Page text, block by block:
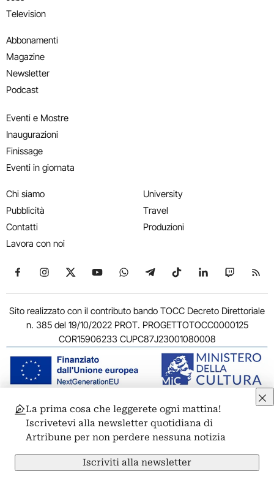
Television
Abbonamenti
Magazine
Newsletter
Podcast
Eventi e Mostre
Inaugurazioni
Finissage
Eventi in giornata
Chi siamo
Pubblicità
Contatti
Lavora con noi
University
Travel
Produzioni
Seguici su Facebook
Seguici su Instagram
Seguici su X
Seguici su YouTube
Seguici su WhatsApp
Seguici su Telegram
Seguici su TikTok
Seguici su
Seguici
Sito realizzato con il contributo bando TOCC Decreto Direttoriale
n. 385 del 19/10/2022 PROT. PROGETTOTOCC0000125
COR15906233 CUPC87J23001080008
© 2011-2026 ARTRIBUNE srl – Corso Vittorio Emanuele II, 287 –
00186 Roma - P.I. 11381581005
Privacy: Responsabile della protezione dei dati personali
ARTRIBUNE srl – Corso Vittorio Emanuele II, 287 – 00186 Roma
Termini e condizioniPrivacy PolicyCookie PolicyCredits
La prima cosa che leggerete ogni mattina!
Iscrivetevi alla newsletter quotidiana di
Artribune per non perdere nessuna notizia
Iscriviti alla newsletter